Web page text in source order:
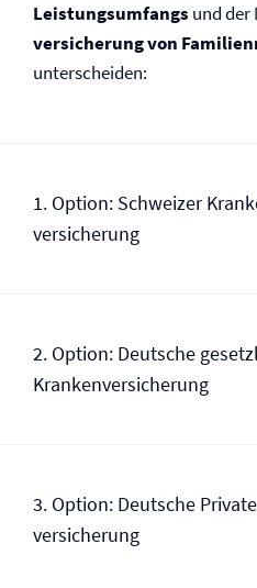
Leistungsumfangs und der
versicherung von
unterscheiden:
1. Option: Schweizer
versicherung
2. Option: Deutsche
Kranken­versicherung
3. Option: Deutsche
versicherung